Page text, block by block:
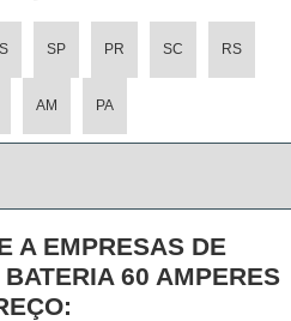
SP PR SC RS
AM PA
A EMPRESAS DE
60 AMPERES